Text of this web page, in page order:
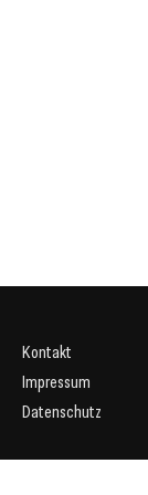
Kontakt
Impressum
Datenschutz